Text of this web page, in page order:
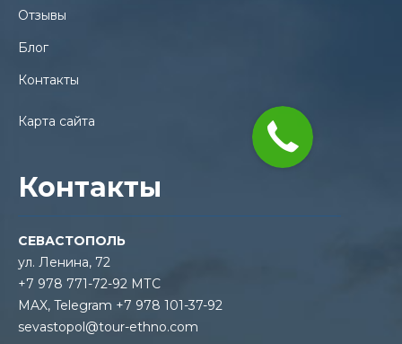
Отзывы
Блог
Контакты
Карта сайта
Контакты
СЕВАСТОПОЛЬ
ул. Ленина, 72
+7 978 771-72-92 МТС
MAX, Telegram +7 978 101-37-92
sevastopol@tour-ethno.com